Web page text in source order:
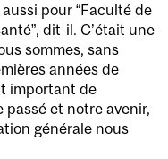
pour “Faculté de
dit-il. C’était une
sommes, sans
années de
important de
et notre avenir,
générale nous